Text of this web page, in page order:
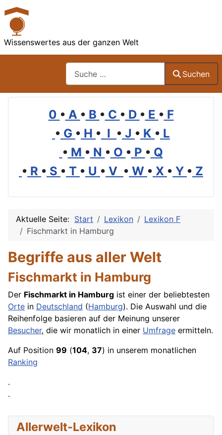
Wissenswertes aus der ganzen Welt
Suchen
0 • A • B • C • D • E • F
• G • H • I • J • K • L
• M • N • O • P • Q
• R • S • T • U • V • W • X • Y • Z
Aktuelle Seite: Start Lexikon
Lexikon F
Fischmarkt in Hamburg
Begriffe aus aller Welt
Fischmarkt in Hamburg
Der Fischmarkt in Hamburg ist einer der beliebtesten
Orte in Deutschland (Hamburg). Die Auswahl und die
Reihenfolge basieren auf der Meinung unserer
Besucher, die wir monatlich in einer Umfrage ermitteln.
Auf Position 99 (104, 37) in unserem monatlichen
Ranking
.
.
Allerwelt-Lexikon